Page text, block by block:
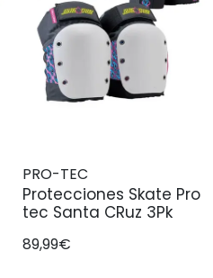
PRO-TEC
Protecciones Skate Pro
tec Santa CRuz 3Pk
89,99€